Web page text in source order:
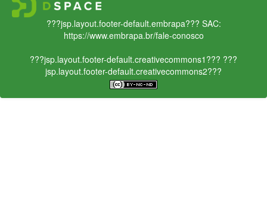
???jsp.layout.footer-default.embrapa??? SAC:
https://www.embrapa.br/fale-conosco
???jsp.layout.footer-default.creativecommons1??? ???
jsp.layout.footer-default.creativecommons2???